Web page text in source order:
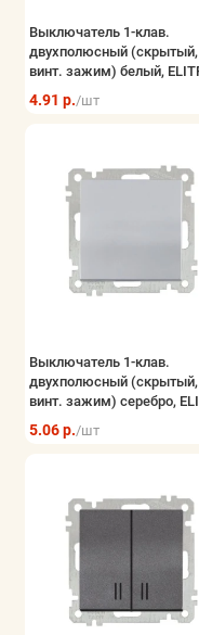
Выключатель 1-клав.
двухполюсный (скрытый,
винт. зажим) белый,
MUTLUSAN
4.91 р./шт
Выключатель 1-клав.
двухполюсный (скрытый,
винт. зажим) серебро,
MUTLUSAN
5.06 р./шт